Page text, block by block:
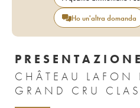
Ho un'altra domanda
PRESENTAZIONE
CHÂTEAU LAFON